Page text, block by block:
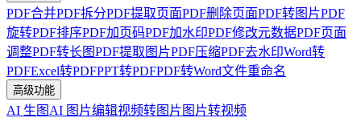
PDF合并PDF拆分PDF提取页面PDF删除页面PDF转图片PDF
旋转PDF排序PDF加页码PDF加水印PDF修改元数据PDF页面
调整PDF转长图PDF提取图片PDF压缩PDF去水印Word转
PDFExcel转PDFPPT转PDFPDF转Word文件重命名
高级功能
AI 生图 AI 图片编辑视频转图片 图片转视频